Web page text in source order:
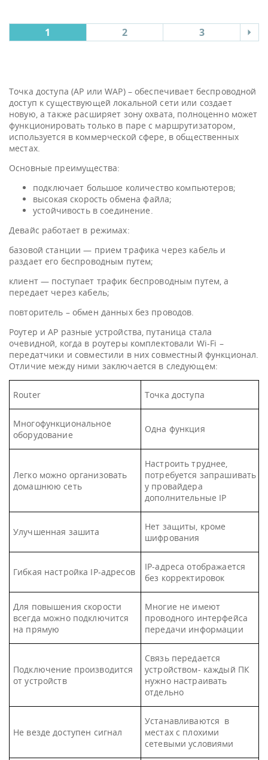
1 2 3
Точка доступа (AP или WAP) – обеспечивает беспроводной
доступ к существующей локальной сети или создает
новую, а также расширяет зону охвата, полноценно может
функционировать только в паре с маршрутизатором,
используется в коммерческой сфере, в общественных
местах.
Основные преимущества:
подключает большое количество компьютеров;
высокая скорость обмена файла;
устойчивость в соединение.
Девайс работает в режимах:
базовой станции — прием трафика через кабель и
раздает его беспроводным путем;
клиент — поступает трафик беспроводным путем, а
передает через кабель;
повторитель – обмен данных без проводов.
Роутер и AP разные устройства, путаница стала
очевидной, когда в роутеры комплектовали Wi-Fi –
передатчики и совместили в них совместный функционал.
Отличие между ними заключается в следующем:
Router Точка доступа
Многофункциональное
оборудование
Одна функция
Легко можно организовать
домашнюю сеть
Настроить труднее,
потребуется запрашивать
у провайдера
дополнительные IP
Улучшенная зашита
Нет защиты, кроме
шифрования
Гибкая настройка IP-адресов
IP-адреса отображается
без корректировок
Для повышения скорости
всегда можно подключится
на прямую
Многие не имеют
проводного интерфейса
передачи информации
Подключение производится
от устройств
Связь передается
устройством- каждый ПК
нужно настраивать
отдельно
Не везде доступен сигнал
Устанавливаются в
местах с плохими
сетевыми условиями